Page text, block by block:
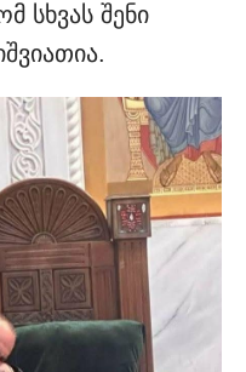
სხვას შენი